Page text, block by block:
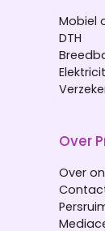
Mobiel
DTH
Over
Over